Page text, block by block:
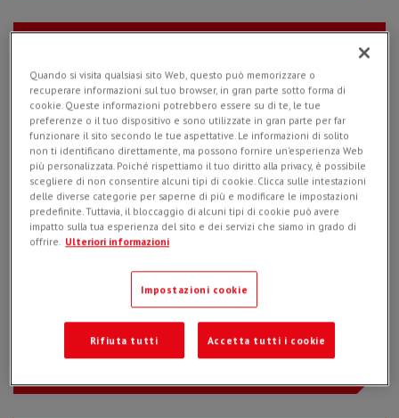
TFV 600
CBE 30
Quando si visita qualsiasi sito Web, questo può memorizzare o
recuperare informazioni sul tuo browser, in gran parte sotto forma di
cookie. Queste informazioni potrebbero essere su di te, le tue
preferenze o il tuo dispositivo e sono utilizzate in gran parte per far
funzionare il sito secondo le tue aspettative. Le informazioni di solito
non ti identificano direttamente, ma possono fornire un'esperienza Web
più personalizzata. Poiché rispettiamo il tuo diritto alla privacy, è possibile
scegliere di non consentire alcuni tipi di cookie. Clicca sulle intestazioni
delle diverse categorie per saperne di più e modificare le impostazioni
predefinite. Tuttavia, il bloccaggio di alcuni tipi di cookie può avere
impatto sulla tua esperienza del sito e dei servizi che siamo in grado di
offrire. Ulteriori informazioni
Impostazioni cookie
Rifiuta tutti Accetta tutti i cookie